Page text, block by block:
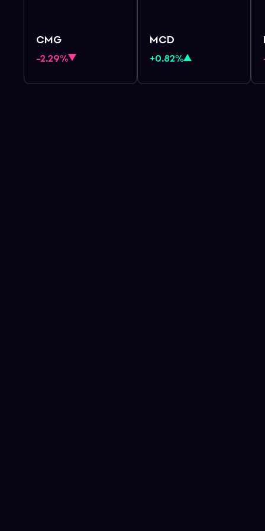
CMG
-2.29%
MCD
+0.82%